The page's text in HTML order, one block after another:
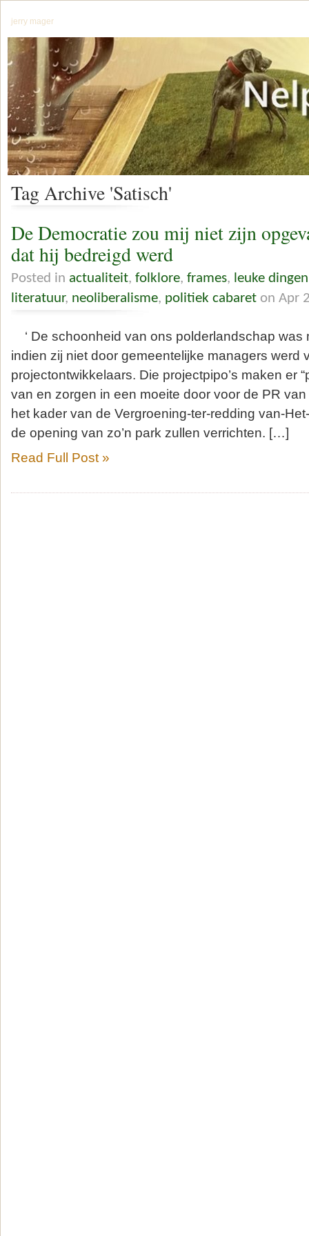
jerry mager
Tag Archive 'Satisch'
De Democratie zou mij niet zijn
dat hij bedreigd werd
Posted in actualiteit, folklore, frames, leuke
literatuur, neoliberalisme, politiek cabaret on Apr
‘ De schoonheid van ons polderlandschap was
indien zij niet door gemeentelijke managers werd
projectontwikkelaars. Die projectpipo’s maken er
van en zorgen in een moeite door voor de PR
het kader van de Vergroening-ter-redding van-
de opening van zo’n park zullen verrichten. […]
Read Full Post »